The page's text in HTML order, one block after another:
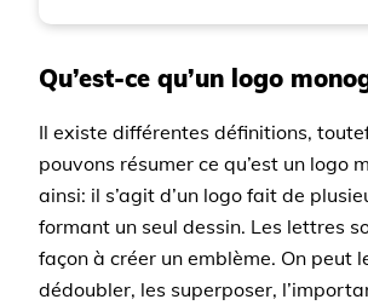
Qu’est-ce qu’un logo
Il existe différentes définitions,
pouvons résumer ce qu’est un logo
ainsi: il s’agit d’un logo fait de
formant un seul dessin. Les lettres
façon à créer un emblème. On peut
dédoubler, les superposer,